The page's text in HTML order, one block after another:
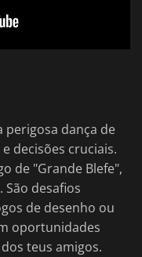
perigosa dança de
decisões cruciais.
de "Grande Blefe",
desafios
de desenho ou
oportunidades
teus amigos.